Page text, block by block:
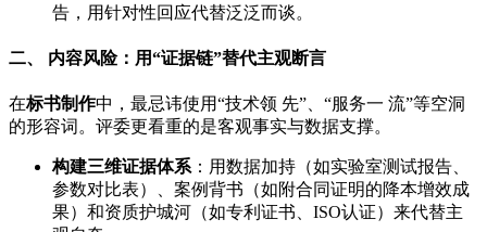
告，用针对性回应代替泛泛而谈。
二、 内容风险：用“证据链”替代主观断言
在标书制作中，最忌讳使用“技术领 先”、“服务一 流”等空洞
的形容词。评委更看重的是客观事实与数据支撑。
构建三维证据体系 ：用数据加持（如实验室测试报告、
参数对比表）、案例背书（如附合同证明的降本增效成
果）和资质护城河（如专利证书、ISO认证）来代替主